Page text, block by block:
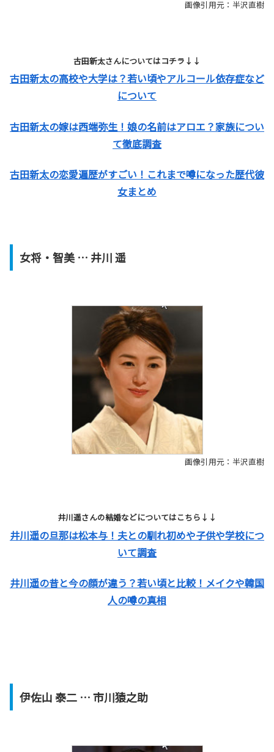
画像引用元：半沢直樹
古田新太さんについてはコチラ↓↓
古田新太の高校や大学は？若い頃やアルコール依存症など
について
古田新太の嫁は西端弥生！娘の名前はアロエ？家族につい
て徹底調査
古田新太の恋愛遍歴がすごい！これまで噂になった歴代彼
女まとめ
女将・智美 … 井川 遥
画像引用元：半沢直樹
井川遥さんの結婚などについてはこちら↓↓
井川遥の旦那は松本与！夫との馴れ初めや子供や学校につ
いて調査
井川遥の昔と今の顔が違う？若い頃と比較！メイクや韓国
人の噂の真相
伊佐山 泰二 … 市川猿之助